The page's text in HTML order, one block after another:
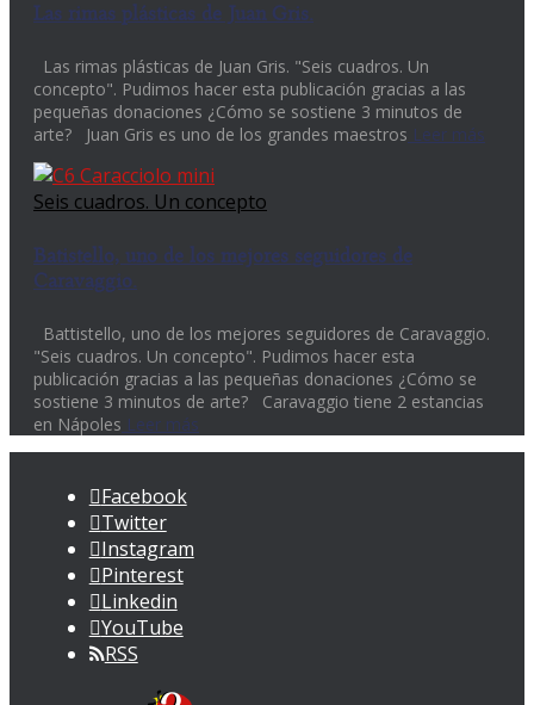
Las rimas plásticas de Juan Gris.
Las rimas plásticas de Juan Gris. "Seis cuadros. Un
concepto". Pudimos hacer esta publicación gracias a las
pequeñas donaciones ¿Cómo se sostiene 3 minutos de
arte? Juan Gris es uno de los grandes maestros Leer más
Seis cuadros. Un concepto
Batistello, uno de los mejores seguidores de
Caravaggio.
Battistello, uno de los mejores seguidores de Caravaggio.
"Seis cuadros. Un concepto". Pudimos hacer esta
publicación gracias a las pequeñas donaciones ¿Cómo se
sostiene 3 minutos de arte? Caravaggio tiene 2 estancias
en Nápoles Leer más
Facebook
Twitter
Instagram
Pinterest
Linkedin
YouTube
RSS